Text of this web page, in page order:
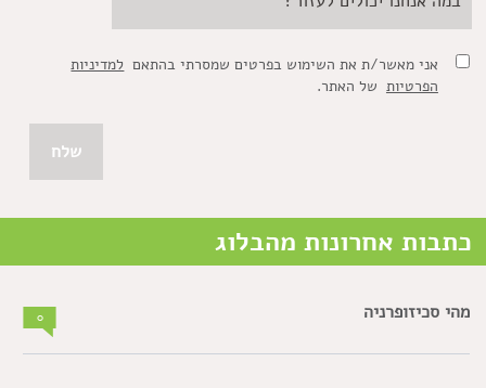
אני מאשר/ת את השימוש בפרטים שמסרתי בהתאם למדיניות
הפרטיותשל האתר.
כתבות אחרונות מהבלוג
מהי סכיזופרניה